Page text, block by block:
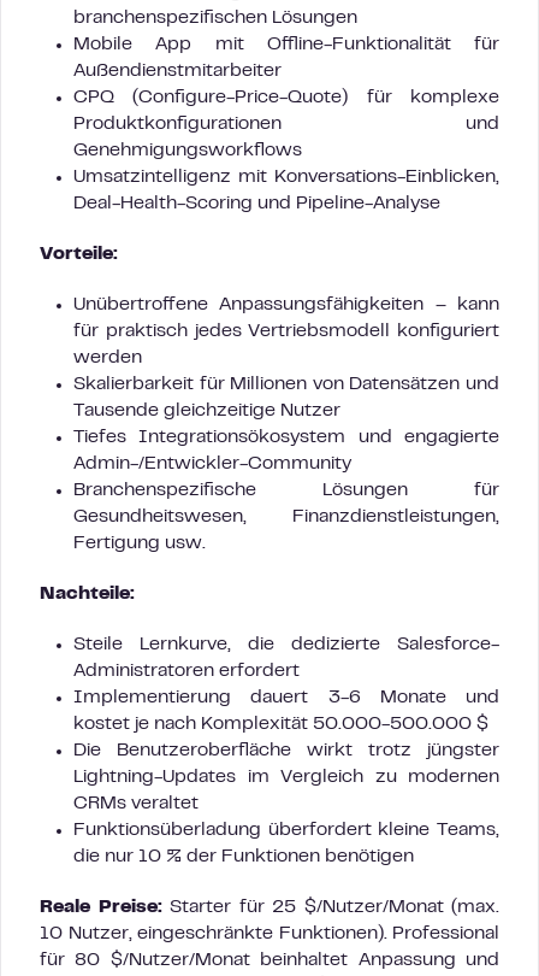
branchenspezifischen Lösungen
Mobile App mit Offline-Funktionalität für
Außendienstmitarbeiter
CPQ (Configure-Price-Quote) für komplexe
Produktkonfigurationen und
Genehmigungsworkflows
Umsatzintelligenz mit Konversations-Einblicken,
Deal-Health-Scoring und Pipeline-Analyse
Vorteile:
Unübertroffene Anpassungsfähigkeiten – kann
für praktisch jedes Vertriebsmodell konfiguriert
werden
Skalierbarkeit für Millionen von Datensätzen und
Tausende gleichzeitige Nutzer
Tiefes Integrationsökosystem und engagierte
Admin-/Entwickler-Community
Branchenspezifische Lösungen für
Gesundheitswesen, Finanzdienstleistungen,
Fertigung usw.
Nachteile:
Steile Lernkurve, die dedizierte Salesforce-
Administratoren erfordert
Implementierung dauert 3-6 Monate und
kostet je nach Komplexität 50.000-500.000 $
Die Benutzeroberfläche wirkt trotz jüngster
Lightning-Updates im Vergleich zu modernen
CRMs veraltet
Funktionsüberladung überfordert kleine Teams,
die nur 10 % der Funktionen benötigen
Reale Preise:Starter für 25 $/Nutzer/Monat (max.
10 Nutzer, eingeschränkte Funktionen). Professional
für 80 $/Nutzer/Monat beinhaltet Anpassung und